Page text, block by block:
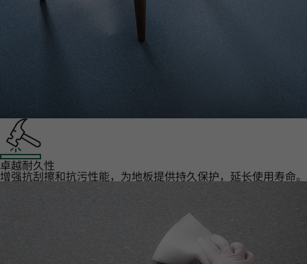
卓越耐久性‌
增强抗刮擦和抗污性能，为地板提供持久保护，延长使用寿命。